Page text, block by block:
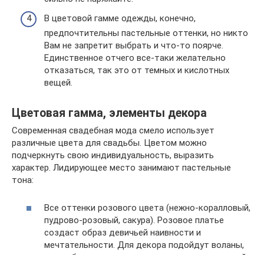
В цветовой гамме одежды, конечно,
предпочтительны пастельные оттенки, но никто
Вам не запретит выбрать и что-то поярче.
Единственное отчего все-таки желательно
отказаться, так это от темных и кислотных
вещей.
Цветовая гамма, элементы декора
Современная свадебная мода смело использует
различные цвета для свадьбы. Цветом можно
подчеркнуть свою индивидуальность, выразить
характер. Лидирующее место занимают пастельные
тона:
Все оттенки розового цвета (нежно-коралловый,
пудрово-розовый, сакура). Розовое платье
создаст образ девичьей наивности и
мечтательности. Для декора подойдут воланы,